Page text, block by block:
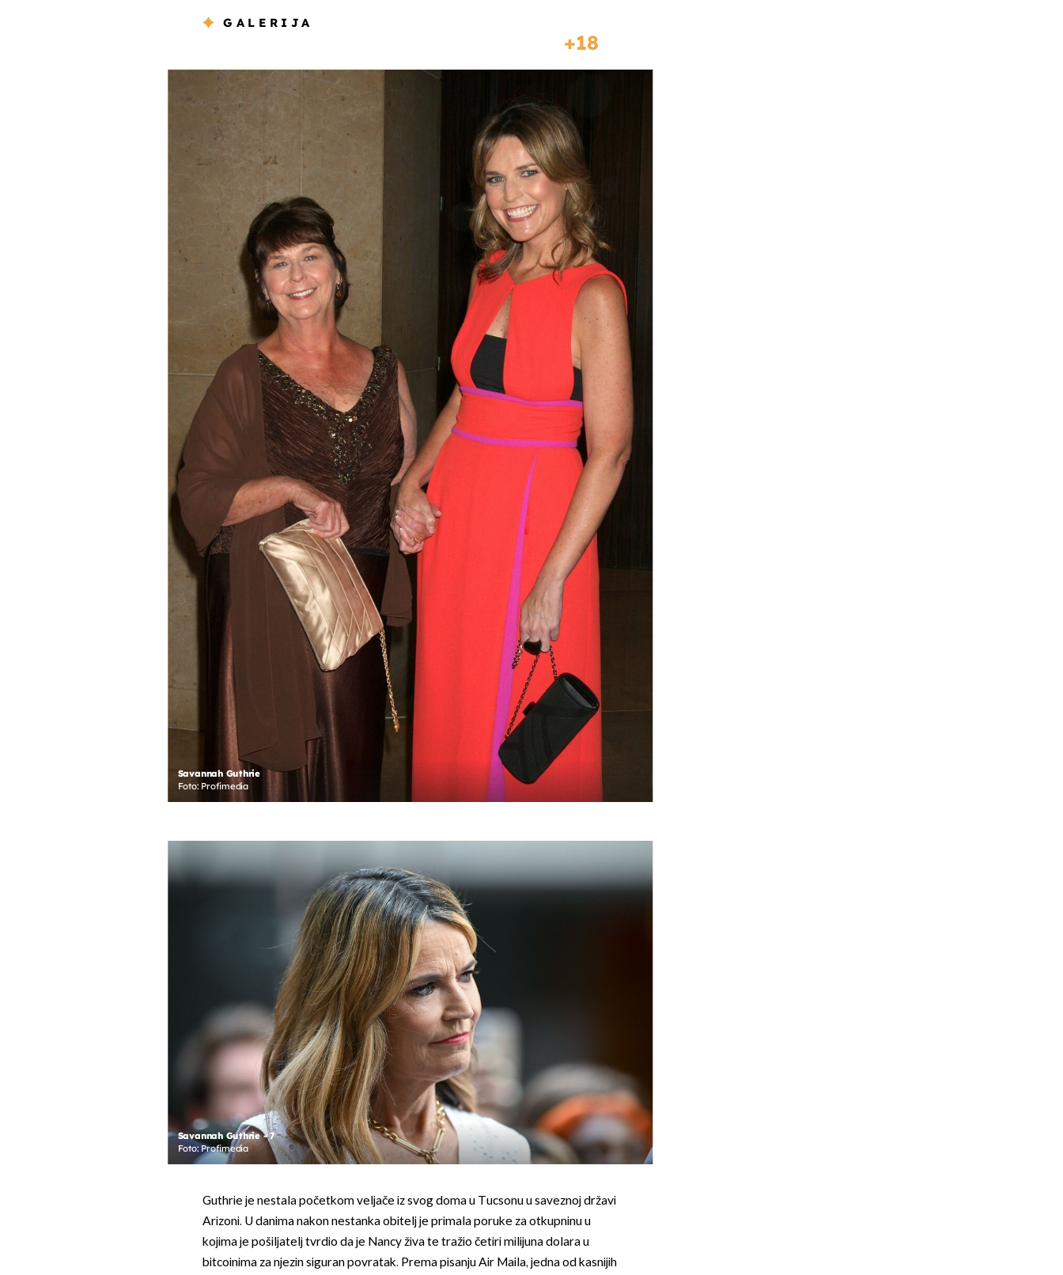
GALERIJA
18
Savannah Guthrie
Foto: Profimedia
Savannah Guthrie - 7
Foto: Profimedia
Guthrie je nestala početkom veljače iz svog doma u Tucsonu u saveznoj državi
Arizoni. U danima nakon nestanka obitelj je primala poruke za otkupninu u
kojima je pošiljatelj tvrdio da je Nancy živa te tražio četiri milijuna dolara u
bitcoinima za njezin siguran povratak. Prema pisanju Air Maila, jedna od kasnijih
OMOGUĆI OBAVIJESTI